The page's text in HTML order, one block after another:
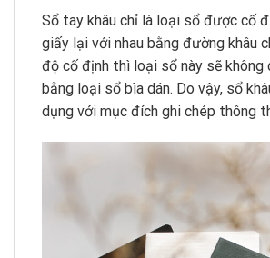
Sổ tay khâu chỉ là loại sổ được cố
giấy lại với nhau bằng đường khâu
độ cố định thì loại sổ này sẽ không
bằng loại sổ bìa dán. Do vậy, sổ
dụng với mục đích ghi chép thông